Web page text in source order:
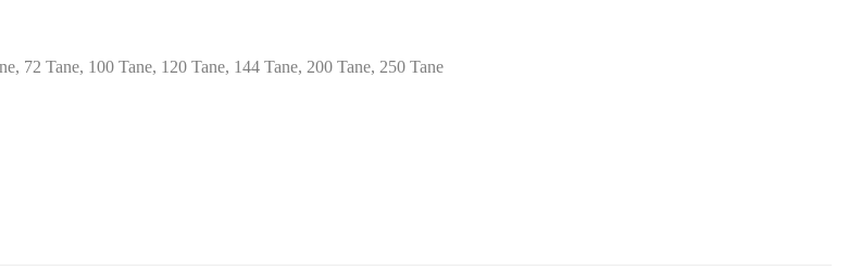
72 Tane, 100 Tane, 120 Tane, 144 Tane, 200 Tane, 250 Tane